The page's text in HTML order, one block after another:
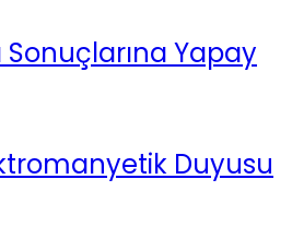
Yapay
Duyusu